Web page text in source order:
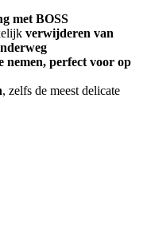
met BOSS
verwijderen van
nemen, perfect voor op
, zelfs de meest delicate